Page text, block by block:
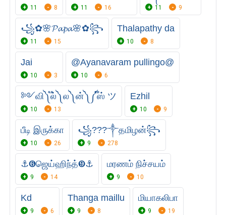
11 8 11 16 11 9
꧁✿🌸𝓟𝓪𝓹𝓪🌸✿꧂
11 15
Thalapathy da
10 8
Jai
10 3
@Ayanavaram pullingo@
10 6
༻வி༽ ֟ல்༽ ல༽ ன்༽ ༼֟ஸ் ツ
10 13
Ezhil
10 9
பீடி இருக்கா
10 26
꧁?︎?︎?︎༒தமிழன்꧂
9 278
⚓❻ஜெய்ஹிந்த்❾⚓
9 14
மரணம் நிச்சயம்
9 10
Kd
9 6
Thanga maillu
9 8
மியாகலிபா
9 19